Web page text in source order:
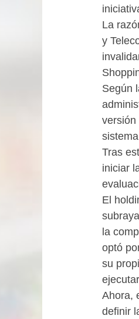
La
y
Según
versión
Tras
iniciar
El
la
optó
su
Ahora,
definir